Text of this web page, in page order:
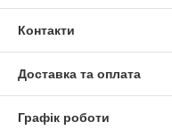
Контакти
Доставка та оплата
Графік роботи